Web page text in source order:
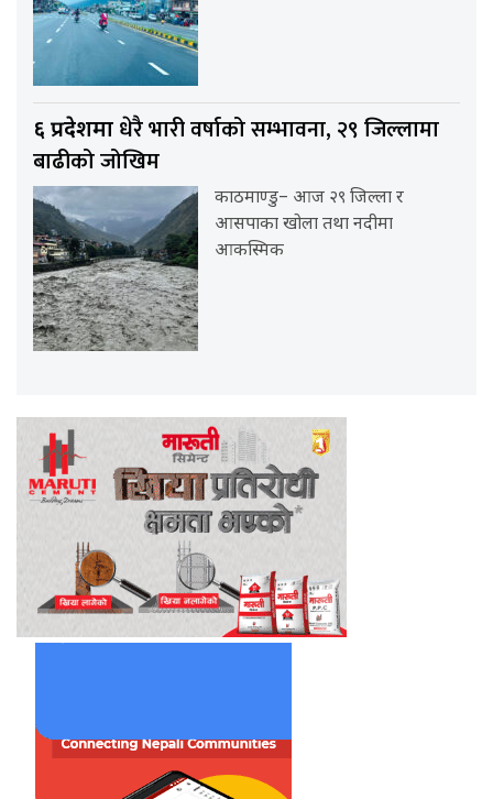
६ प्रदेशमा धेरै भारी वर्षाको सम्भावना, २९ जिल्लामा
बाढीको जोखिम
काठमाण्डु– आज २९ जिल्ला र
आसपाका खोला तथा नदीमा
आकस्मिक